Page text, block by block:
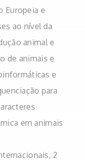
Europeia e
ao nível da
animal e
de animais e
e
para
em animais
2